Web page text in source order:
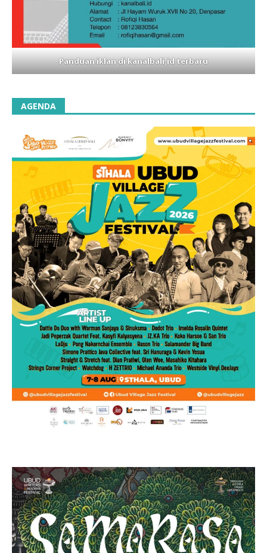
Panduan iklan di kanalbali,id terbaru
AGENDA